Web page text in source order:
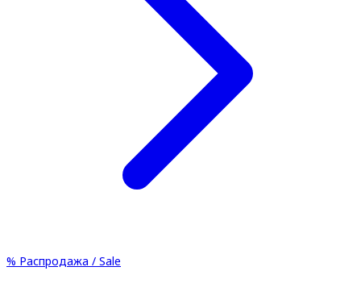
% Распродажа / Sale